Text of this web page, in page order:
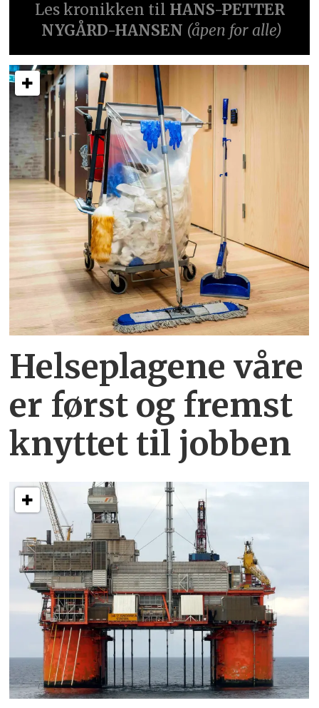
Les kronikken til HANS-PETTER
NYGÅRD-HANSEN (åpen for alle)
Helseplagene våre
er først og fremst
knyttet til jobben